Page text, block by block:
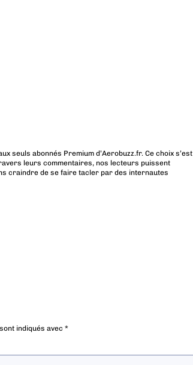
seuls abonnés Premium d’Aerobuzz.fr. Ce choix s’est
leurs commentaires, nos lecteurs puissent
craindre de se faire tacler par des internautes
indiqués avec *